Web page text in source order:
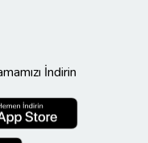
İndirin